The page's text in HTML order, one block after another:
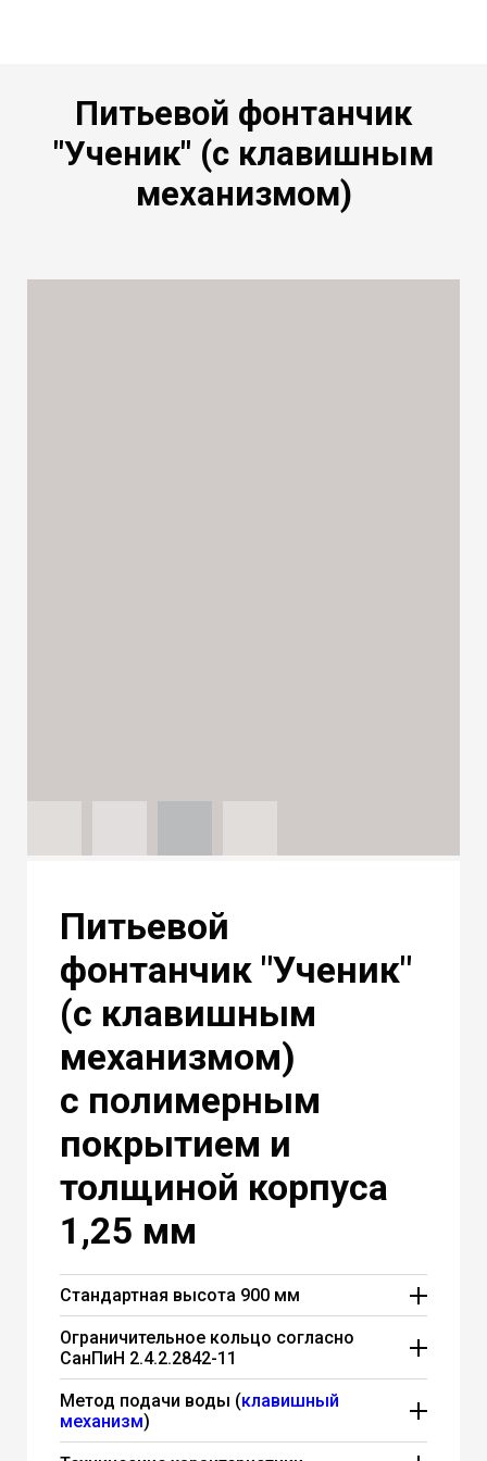
Питьевой фонтанчик
"Ученик" (с клавишным
механизмом)
Питьевой
фонтанчик "Ученик"
(с клавишным
механизмом)
с полимерным
покрытием и
толщиной корпуса
1,25 мм
Стандартная высота 900 мм
Стандартная высота питьевого
фонтанчика "Ученик" составляет 900 мм.
Вы можете заказать любую высоту от
600 мм до 1000 мм. Без изменения
стоимости
Ограничительное кольцо согласно
СанПиН 2.4.2.2842-11
Питьевой фонтан "Ученик" соответствует
всем нормам СанПиН 2.4.2.2842-11
который требует в п.4.7: "Конструктивные
Метод подачи воды (клавишный
механизм)
Порционная подача воды в питьевом